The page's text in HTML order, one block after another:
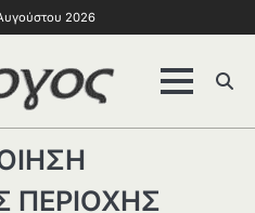
2026
ΠΕΡΙΟΧΗΣ